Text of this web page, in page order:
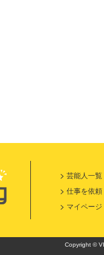
芸能人一覧
仕事を依頼
マイページ
Copyright ©